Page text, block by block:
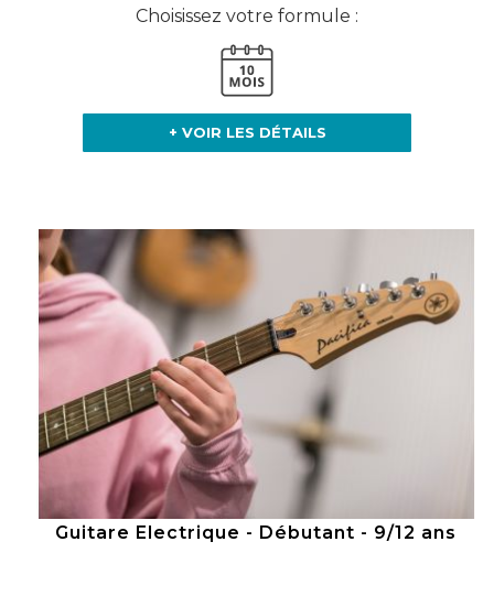
Choisissez votre formule :
+ VOIR LES DÉTAILS
Guitare Electrique - Débutant - 9/12 ans